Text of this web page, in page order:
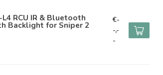
RCU IR & Bluetooth
Backlight for Sniper 2
€-
-,-
-